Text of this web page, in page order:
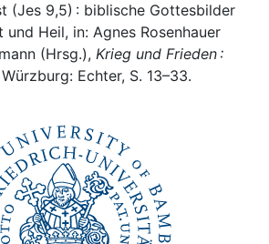
(Jes 9,5) : biblische Gottesbilder
und Heil, in: Agnes Rosenhauer
(Hrsg.), Krieg und Frieden :
Echter, S. 13–33.